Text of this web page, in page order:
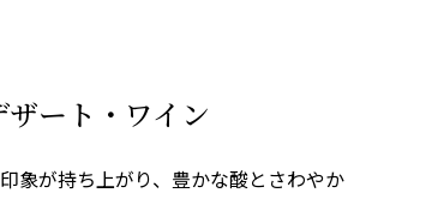
ート・ワイン
象が持ち上がり、豊かな酸とさわやか